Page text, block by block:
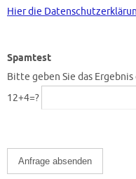
Hier die
Spamtest
Bitte geben Sie das
12+4=?